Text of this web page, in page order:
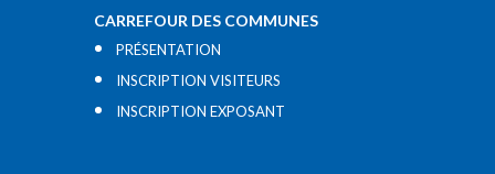
CARREFOUR DES COMMUNES
PRÉSENTATION
INSCRIPTION VISITEURS
INSCRIPTION EXPOSANT